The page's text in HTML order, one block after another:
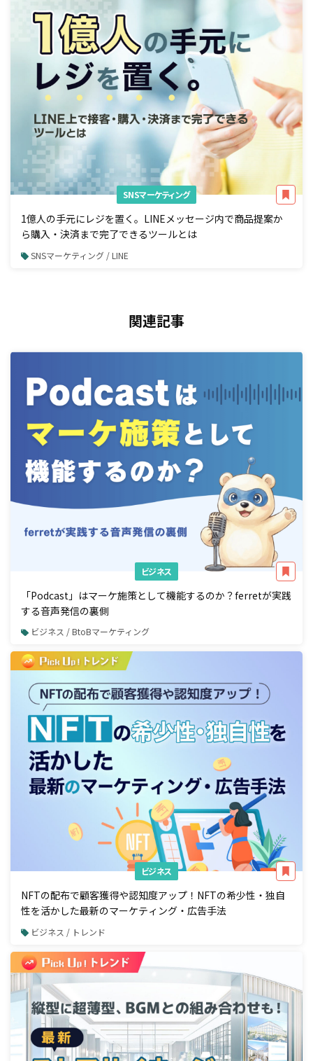
SNSマーケティング
1億人の手元にレジを置く。LINEメッセージ内で商品提案か
ら購入・決済まで完了できるツールとは
SNSマーケティング / LINE
関連記事
ビジネス
「Podcast」はマーケ施策として機能するのか？ferretが実践
する音声発信の裏側
ビジネス / BtoBマーケティング
ビジネス
NFTの配布で顧客獲得や認知度アップ！NFTの希少性・独自
性を活かした最新のマーケティング・広告手法
ビジネス / トレンド